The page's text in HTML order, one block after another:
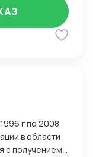
в области
с получением